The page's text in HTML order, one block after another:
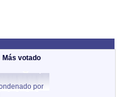
Más votado
por